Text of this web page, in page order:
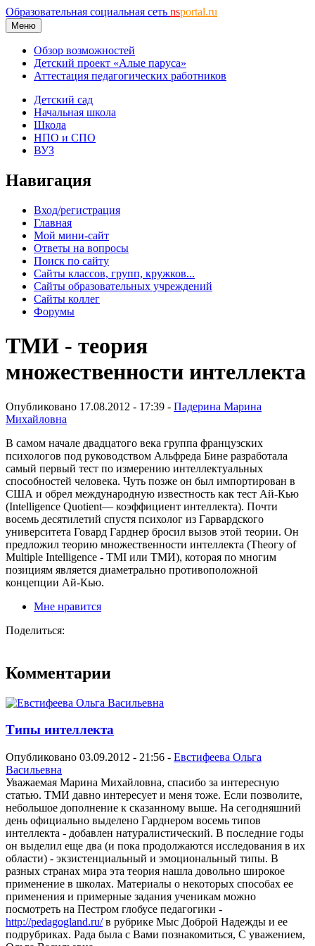
Образовательная социальная сеть nsportal.ru
Меню
Обзор возможностей
Детский проект «Алые паруса»
Аттестация педагогических работников
Детский сад
Начальная школа
Школа
НПО и СПО
ВУЗ
Навигация
Вход/регистрация
Главная
Мой мини-сайт
Ответы на вопросы
Поиск по сайту
Сайты классов, групп, кружков...
Сайты образовательных учреждений
Сайты коллег
Форумы
ТМИ - теория
множественности интеллекта
Опубликовано 17.08.2012 - 17:39 - Падерина Марина
Михайловна
В самом начале двадцатого века группа французских
психологов под руководством Альфреда Бине разработала
самый первый тест по измерению интеллектуальных
способностей человека. Чуть позже он был импортирован в
США и обрел международную известность как тест Ай-Кью
(Intelligence Quotient— коэффициент интеллекта). Почти
восемь десятилетий спустя психолог из Гарвардского
университета Говард Гарднер бросил вызов этой теории. Он
предложил теорию множественности интеллекта (Тhеогу оf
Мultiple Intelligence - ТМI или ТМИ), которая по многим
позициям является диаметрально противоположной
концепции Ай-Кью.
Мне нравится
Поделиться:
Комментарии
Типы интеллекта
Опубликовано 03.09.2012 - 21:56 - Евстифеева Ольга
Васильевна
Уважаемая Марина Михайловна, спасибо за интересную
статью. ТМИ давно интересует и меня тоже. Если позволите,
небольшое дополнение к сказанному выше. На сегодняшний
день официально выделено Гарднером восемь типов
интеллекта - добавлен натуралистический. В последние годы
он выделил еще два (и пока продолжаются исследования в их
области) - экзистенциальный и эмоциональный типы. В
разных странах мира эта теория нашла довольно широкое
применение в школах. Материалы о некоторых способах ее
применения и примерные задания ученикам можно
посмотреть на Пестром глобусе педагогики -
http://pedagogland.ru/в рубрике Мыс Доброй Надежды и ее
подрубриках. Рада была с Вами познакомиться, С уважением,